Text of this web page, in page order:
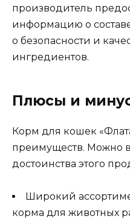
производитель
информацию о
о безопасности и
ингредиентов.
Плюсы и
Корм для кошек
преимуществ. Можно
достоинства этого
Широкий
корма для животных